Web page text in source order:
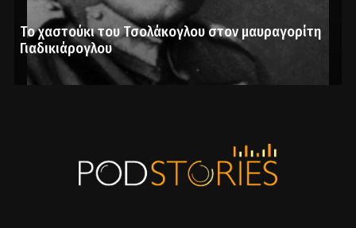
Το χαστούκι του Τσολάκογλου στον μαυραγορίτη
Γιαδικιάρογλου